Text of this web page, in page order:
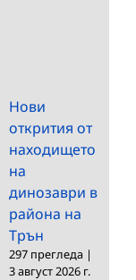
Нови
открития от
находището
на
динозаври в
района на
Трън
297 прегледа |
3 август 2026 г.